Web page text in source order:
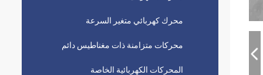
محرك كهربائي متغير السرعة
محركات متزامنة ذات مغناطيس دائم
المحركات الكهربائية الخاصة